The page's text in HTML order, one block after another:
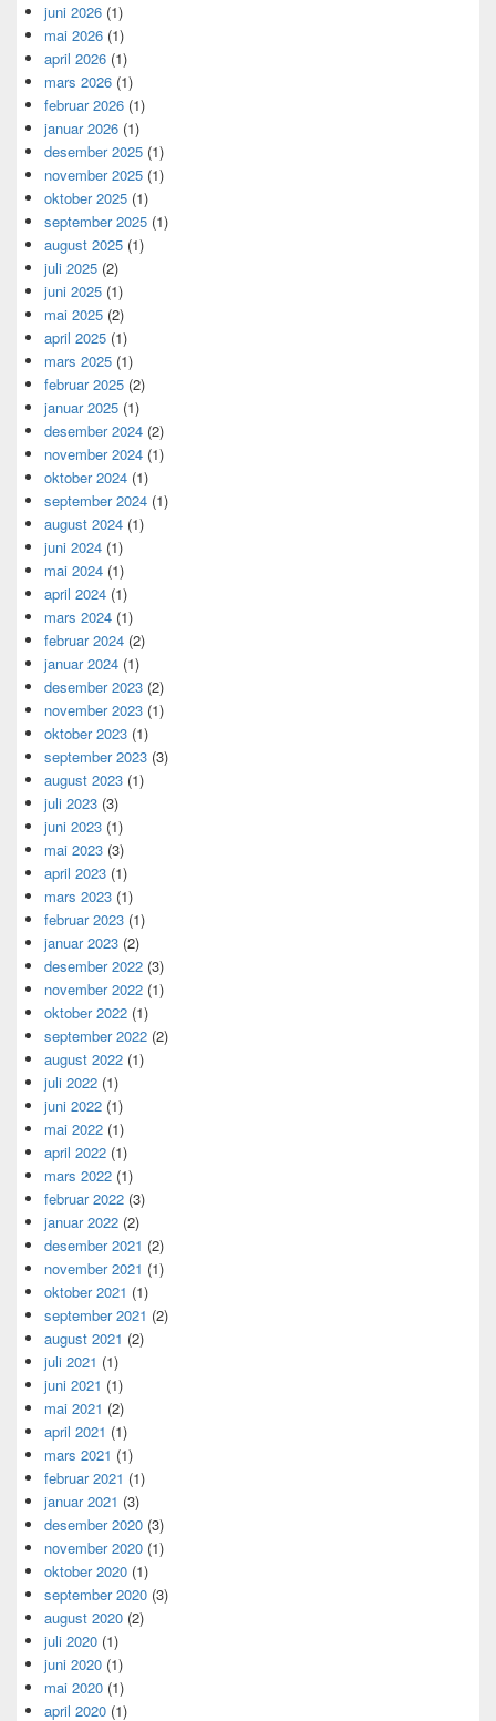
juni 2026 (1)
mai 2026 (1)
april 2026 (1)
mars 2026 (1)
februar 2026 (1)
januar 2026 (1)
desember 2025 (1)
november 2025 (1)
oktober 2025 (1)
september 2025 (1)
august 2025 (1)
juli 2025 (2)
juni 2025 (1)
mai 2025 (2)
april 2025 (1)
mars 2025 (1)
februar 2025 (2)
januar 2025 (1)
desember 2024 (2)
november 2024 (1)
oktober 2024 (1)
september 2024 (1)
august 2024 (1)
juni 2024 (1)
mai 2024 (1)
april 2024 (1)
mars 2024 (1)
februar 2024 (2)
januar 2024 (1)
desember 2023 (2)
november 2023 (1)
oktober 2023 (1)
september 2023 (3)
august 2023 (1)
juli 2023 (3)
juni 2023 (1)
mai 2023 (3)
april 2023 (1)
mars 2023 (1)
februar 2023 (1)
januar 2023 (2)
desember 2022 (3)
november 2022 (1)
oktober 2022 (1)
september 2022 (2)
august 2022 (1)
juli 2022 (1)
juni 2022 (1)
mai 2022 (1)
april 2022 (1)
mars 2022 (1)
februar 2022 (3)
januar 2022 (2)
desember 2021 (2)
november 2021 (1)
oktober 2021 (1)
september 2021 (2)
august 2021 (2)
juli 2021 (1)
juni 2021 (1)
mai 2021 (2)
april 2021 (1)
mars 2021 (1)
februar 2021 (1)
januar 2021 (3)
desember 2020 (3)
november 2020 (1)
oktober 2020 (1)
september 2020 (3)
august 2020 (2)
juli 2020 (1)
juni 2020 (1)
mai 2020 (1)
april 2020 (1)